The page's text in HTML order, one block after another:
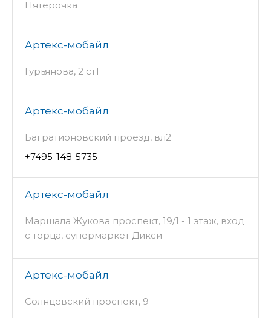
Пятерочка
Артекс-мобайл
Гурьянова, 2 ст1
Артекс-мобайл
Багратионовский проезд, вл2
+7495-148-5735
Артекс-мобайл
Маршала Жукова проспект, 19/1 - 1 этаж, вход
с торца, супермаркет Дикси
Артекс-мобайл
Солнцевский проспект, 9